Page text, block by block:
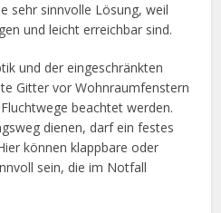
sehr sinnvolle Lösung, weil
und leicht erreichbar sind.
und der eingeschränkten
Gitter vor Wohnraumfenstern
beachtet werden.
dienen, darf ein festes
können klappbare oder
sein, die im Notfall